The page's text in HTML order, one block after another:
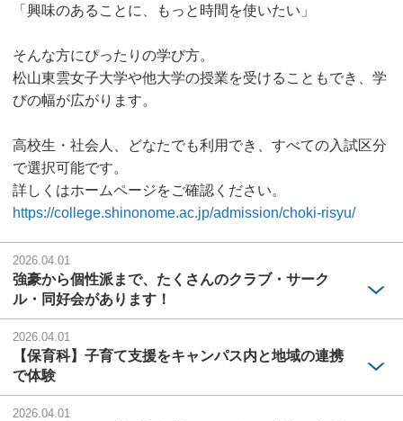
「興味のあることに、もっと時間を使いたい」
そんな方にぴったりの学び方。
松山東雲女子大学や他大学の授業を受けることもでき、学
びの幅が広がります。
高校生・社会人、どなたでも利用でき、すべての入試区分
で選択可能です。
詳しくはホームページをご確認ください。
https://college.shinonome.ac.jp/admission/choki-risyu/
2026.04.01
強豪から個性派まで、たくさんのクラブ・サーク
ル・同好会があります！
2026.04.01
【保育科】子育て支援をキャンパス内と地域の連携
で体験
2026.04.01